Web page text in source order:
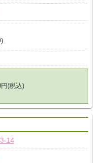
(税込)
14